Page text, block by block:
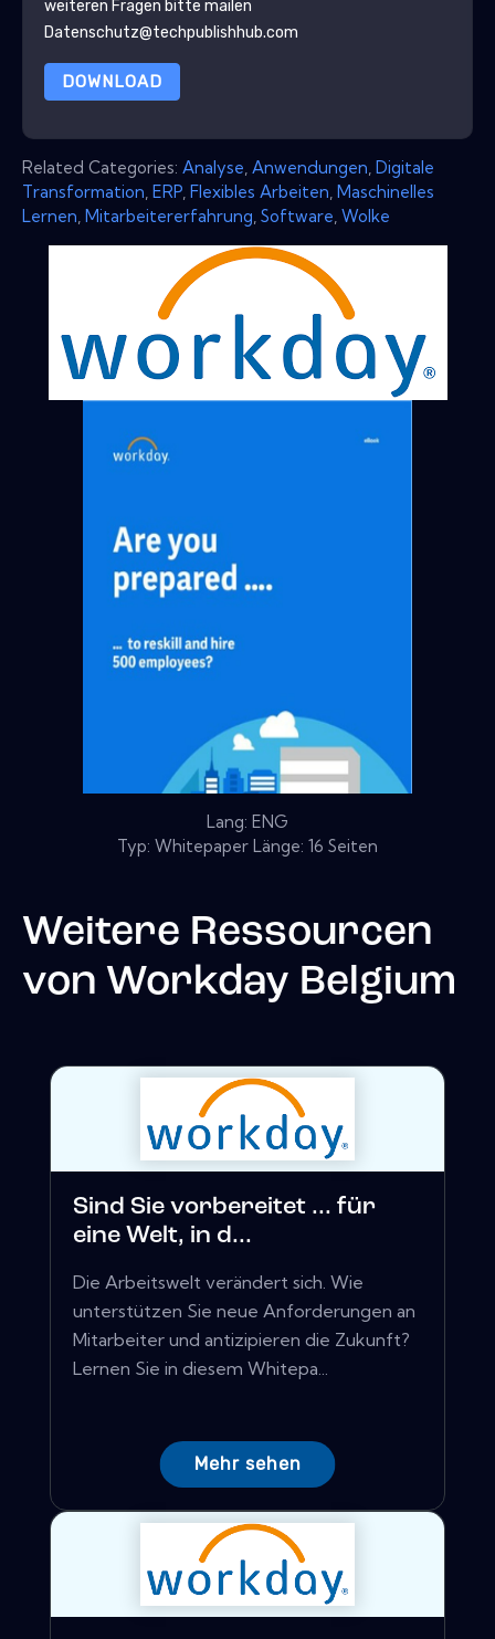
weiteren Fragen bitte mailen
Datenschutz@techpublishhub.com
DOWNLOAD
Related Categories: Analyse Anwendungen Digitale
Transformation ERP Flexibles Arbeiten Maschinelles
Lernen Mitarbeitererfahrung Software Wolke
Lang: ENG
Typ: Whitepaper Länge: 16 Seiten
Weitere Ressourcen
von Workday Belgium
Sind Sie vorbereitet ... für
eine Welt, in d...
Die Arbeitswelt verändert sich. Wie
unterstützen Sie neue Anforderungen an
Mitarbeiter und antizipieren die Zukunft?
Lernen Sie in diesem Whitepa...
Mehr sehen